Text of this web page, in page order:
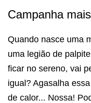
Campanha
Quando nasce uma
uma legião de
ficar no sereno, vai
igual? Agasalha
de calor... Nossa!